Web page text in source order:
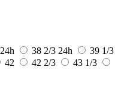
24h 38 2/3 24h
39 1/3
42 42 2/3
43 1/3